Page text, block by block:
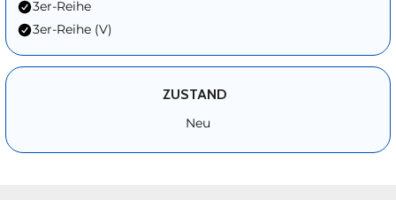
3er-Reihe
3er-Reihe (V)
ZUSTAND
Neu